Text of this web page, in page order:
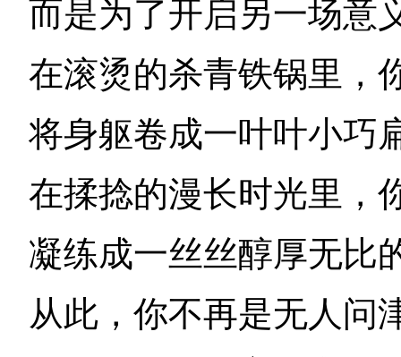
而是为了开启另一场
在滚烫的杀青铁锅里，
将身躯卷成一叶叶小巧
在揉捻的漫长时光里，
凝练成一丝丝醇厚无比
从此，你不再是无人问